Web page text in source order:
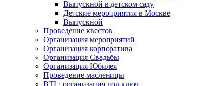
Выпускной в детском саду
Детские мероприятия в Москве
Выпускной
Проведение квестов
Организация мероприятий
Организация корпоратива
Организация Свадьбы
Организация Юбилея
Проведение масленицы
BTL: организация под ключ